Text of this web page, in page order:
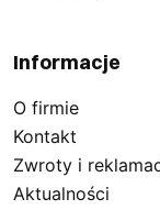
Informacje
O firmie
Kontakt
Zwroty i
Aktualności